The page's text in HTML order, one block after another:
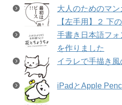
大人のためのマ
【左手用】２ 下
手書き日本語フォ
を作りました
イラレで手描き
iPadとApple